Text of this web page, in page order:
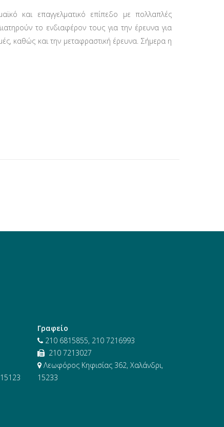
και επαγγελματικό επίπεδο με πολλαπλές
το ενδιαφέρον τους για την έρευνα για
καθώς και την μεταφραστική έρευνα. Σήμερα η
Γραφείο
210 6815855, 210 7216993
210 7213027
Λεωφόρος Κηφισίας 362, Χαλάνδρι,
15233